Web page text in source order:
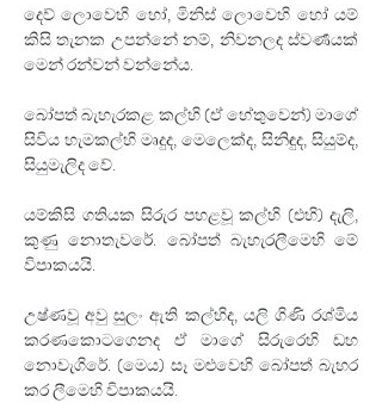
දෙව් ලොවෙහි හෝ, මිනිස් ලොවෙහි හෝ යම්
කිසි තැනක උපන්නේ නම්, නිවනලද ස්වර්‍ණයක්
මෙන් රන්වන් වන්නේය.
බෝපත් බැහැරකළ කල්හි (ඒ හේතුවෙන්) මාගේ
සිවිය හැමකල්හි මෘදුද, මෙලෙක්ද, සිනිඳුද, සියුම්ද,
සියුමැලිද වේ.
යම්කිසි ගතියක සිරුර පහළවූ කල්හි (එහි) දැලි,
කුණු නොතැවරේ. බෝපත් බැහැරලීමෙහි මේ
විපාකයයි.
උෂ්ණවූ අවු සුලං ඇති කල්හිද, යලි ගිණි රශ්මිය
කරණකොටගෙනද ඒ මාගේ සිරුරෙහි ඩහ
නොවැගිරේ. (මෙය) සෑ මළුවෙහි බෝපත් බැහර
කර ලීමෙහි විපාකයයි.